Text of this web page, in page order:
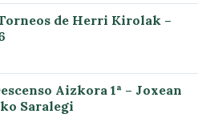
de Herri Kirolak –
Aizkora 1ª – Joxean
Saralegi